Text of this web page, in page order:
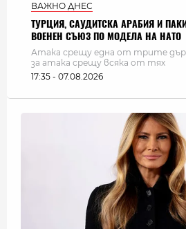
ВАЖНО ДНЕС
ТУРЦИЯ, САУДИТСКА АРАБИЯ И
ВОЕНЕН СЪЮЗ ПО МОДЕЛА НА НАТО
Атака срещу една от трите
за атака срещу всяка от тях
17:35 - 07.08.2026